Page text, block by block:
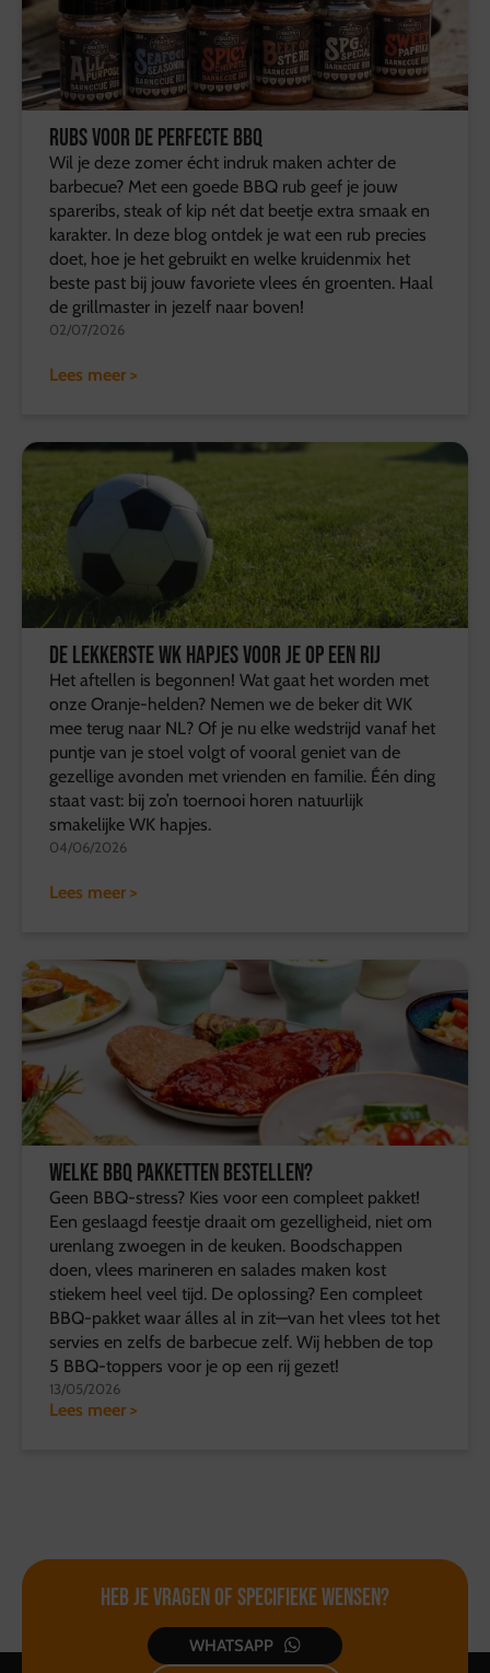
Rubs voor de perfecte BBQ
Wil je deze zomer écht indruk maken achter de
barbecue? Met een goede BBQ rub geef je jouw
spareribs, steak of kip nét dat beetje extra smaak en
karakter. In deze blog ontdek je wat een rub precies
doet, hoe je het gebruikt en welke kruidenmix het
beste past bij jouw favoriete vlees én groenten. Haal
de grillmaster in jezelf naar boven!
02/07/2026
Lees meer >
De lekkerste WK hapjes voor je op een rij
Het aftellen is begonnen! Wat gaat het worden met
onze Oranje-helden? Nemen we de beker dit WK
mee terug naar NL? Of je nu elke wedstrijd vanaf het
puntje van je stoel volgt of vooral geniet van de
gezellige avonden met vrienden en familie. Één ding
staat vast: bij zo’n toernooi horen natuurlijk
smakelijke WK hapjes.
04/06/2026
Lees meer >
Welke BBQ pakketten bestellen?
Geen BBQ-stress? Kies voor een compleet pakket!
Een geslaagd feestje draait om gezelligheid, niet om
urenlang zwoegen in de keuken. Boodschappen
doen, vlees marineren en salades maken kost
stiekem heel veel tijd. De oplossing? Een compleet
BBQ-pakket waar álles al in zit—van het vlees tot het
servies en zelfs de barbecue zelf. Wij hebben de top
5 BBQ-toppers voor je op een rij gezet!
13/05/2026
Lees meer >
Heb je vragen ofspecifieke wensen?
WHATSAPP